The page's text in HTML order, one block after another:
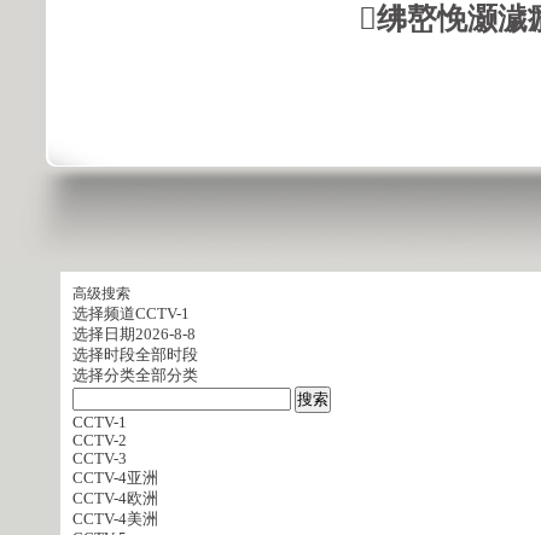
绋嶅悗灏
高级搜索
选择频道CCTV-1
选择日期2026-8-8
选择时段全部时段
选择分类全部分类
CCTV-1
CCTV-2
CCTV-3
CCTV-4亚洲
CCTV-4欧洲
CCTV-4美洲